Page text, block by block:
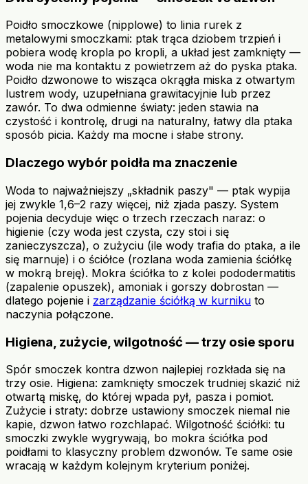
Poidło smoczkowe (nipplowe) to linia rurek z
metalowymi smoczkami: ptak trąca dziobem trzpień i
pobiera wodę kropla po kropli, a układ jest zamknięty —
woda nie ma kontaktu z powietrzem aż do pyska ptaka.
Poidło dzwonowe to wisząca okrągła miska z otwartym
lustrem wody, uzupełniana grawitacyjnie lub przez
zawór. To dwa odmienne światy: jeden stawia na
czystość i kontrolę, drugi na naturalny, łatwy dla ptaka
sposób picia. Każdy ma mocne i słabe strony.
Dlaczego wybór poidła ma znaczenie
Woda to najważniejszy „składnik paszy" — ptak wypija
jej zwykle 1,6–2 razy więcej, niż zjada paszy. System
pojenia decyduje więc o trzech rzeczach naraz: o
higienie (czy woda jest czysta, czy stoi i się
zanieczyszcza), o zużyciu (ile wody trafia do ptaka, a ile
się marnuje) i o ściółce (rozlana woda zamienia ściółkę
w mokrą breję). Mokra ściółka to z kolei pododermatitis
(zapalenie opuszek), amoniak i gorszy dobrostan —
dlatego pojenie i zarządzanie ściółką w kurniku to
naczynia połączone.
Higiena, zużycie, wilgotność — trzy osie sporu
Spór smoczek kontra dzwon najlepiej rozkłada się na
trzy osie. Higiena: zamknięty smoczek trudniej skazić niż
otwartą miskę, do której wpada pył, pasza i pomiot.
Zużycie i straty: dobrze ustawiony smoczek niemal nie
kapie, dzwon łatwo rozchlapać. Wilgotność ściółki: tu
smoczki zwykle wygrywają, bo mokra ściółka pod
poidłami to klasyczny problem dzwonów. Te same osie
wracają w każdym kolejnym kryterium poniżej.